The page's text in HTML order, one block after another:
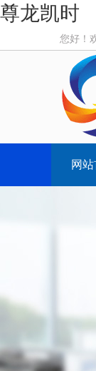
尊龙凯时
您好！
网